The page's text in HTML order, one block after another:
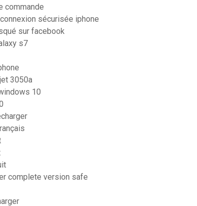
commande
sécurisée iphone
sur facebook
s7
3050a
10
complete version safe